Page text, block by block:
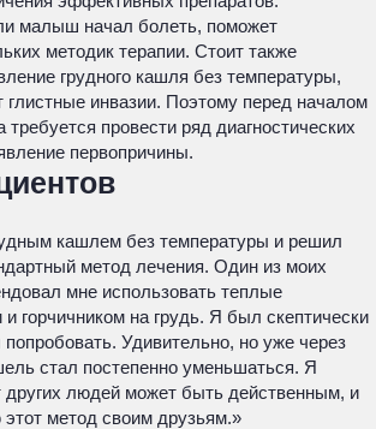
малыш начал болеть, поможет
методик терапии. Стоит также
грудного кашля без температуры,
инвазии. Поэтому перед началом
требуется провести ряд диагностических
первопричины.
кашлем без температуры и решил
метод лечения. Один из моих
мне использовать теплые
горчичником на грудь. Я был скептически
Удивительно, но уже через
стал постепенно уменьшаться. Я
других людей может быть действенным, и
метод своим друзьям.»